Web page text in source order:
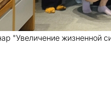
"Увеличение жизненной